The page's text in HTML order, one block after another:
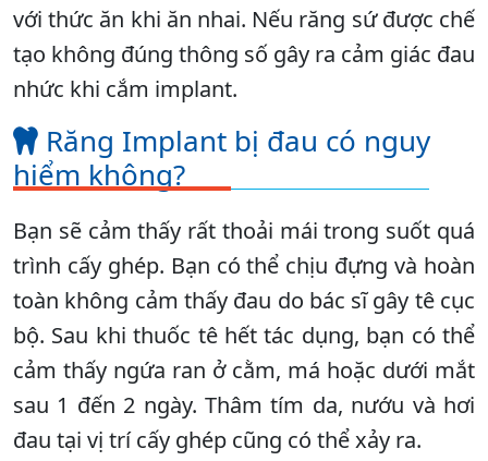
với thức ăn khi ăn nhai. Nếu răng sứ được chế
tạo không đúng thông số gây ra cảm giác đau
nhức khi cắm implant.
Răng Implant bị đau có nguy
hiểm không?
Bạn sẽ cảm thấy rất thoải mái trong suốt quá
trình cấy ghép. Bạn có thể chịu đựng và hoàn
toàn không cảm thấy đau do bác sĩ gây tê cục
bộ. Sau khi thuốc tê hết tác dụng, bạn có thể
cảm thấy ngứa ran ở cằm, má hoặc dưới mắt
sau 1 đến 2 ngày. Thâm tím da, nướu và hơi
đau tại vị trí cấy ghép cũng có thể xảy ra.